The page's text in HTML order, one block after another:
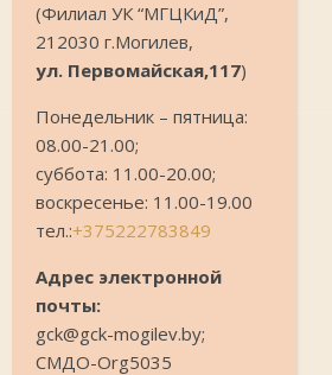
(Филиал УК “МГЦКиД”,
212030 г.Могилев,
ул. Первомайская,117)
Понедельник – пятница:
08.00-21.00;
суббота: 11.00-20.00;
воскресенье: 11.00-19.00
тел.:+375222783849
Адрес электронной
почты:
gck@gck-mogilev.by;
СМДО-Org5035